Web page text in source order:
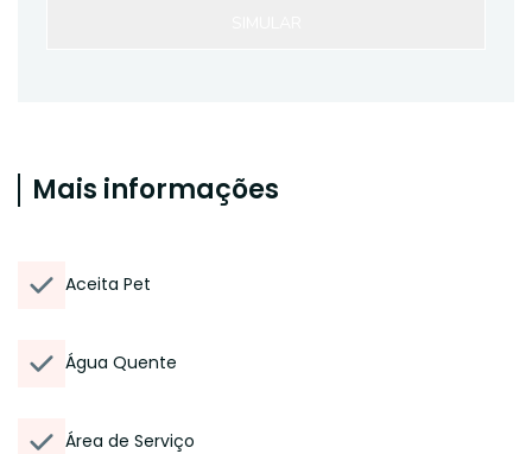
Mais informações
Aceita Pet
Água Quente
Área de Serviço